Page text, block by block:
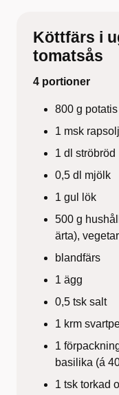
Köttfärs i
tomatsås
4 portioner
800 g
1 msk
1 dl ströbröd
0,5 dl mjölk
1 gul lök
500 g
ärta),
blandfärs
1 ägg
0,5 tsk salt
1 krm
1
basilika (á
1 tsk torkad